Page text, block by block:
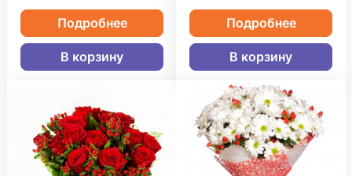
Подробнее
В корзину
Подробнее
В корзину